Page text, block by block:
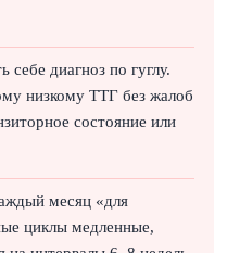
себе диагноз по гуглу.
низкому ТТГ без жалоб
состояние или
месяц «для
циклы медленные,